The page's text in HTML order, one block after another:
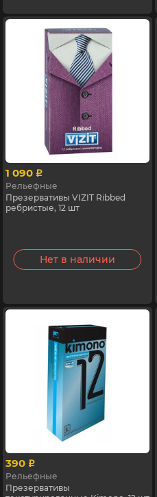
1 090 p
Рельефные
Презервативы VIZIT Ribbed
ребристые, 12 шт
Нет в наличии
390 p
Рельефные
Презервативы